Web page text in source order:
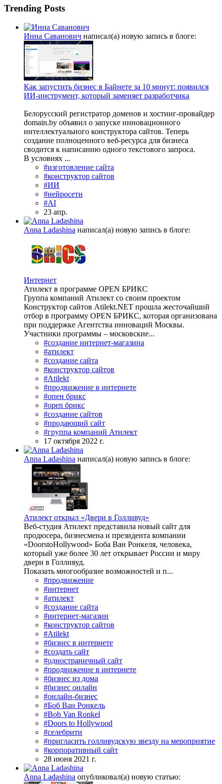
Trending Posts
Инна Саванович написал(а) новую запись в блоге:
Как запустить бизнес в Байнете за 10 минут: появился
ИИ-инструмент, который заменяет разработчика
Белорусский регистратор доменов и хостинг-провайдер
domain.by объявил о запуске инновационного
интеллектуального конструктора сайтов. Теперь
создание полноценного веб-ресурса для бизнеса
сводится к написанию одного текстового запроса.
В условиях ...
#изготовление сайта
#конструктор сайтов
#ИИ
#нейросети
#AI
23 апр.
Anna Ladashina написал(а) новую запись в блоге:
Интернет
Атилект в программе OPEN БРИКС
Группа компаний Атилект со своим проектом
Конструктор сайтов Atilekt.NET прошла жесточайший
отбор в программу OPEN БРИКС, которая организована
при поддержке Агентства инноваций Москвы.
Участники программы – московские...
#создание интернет-магазина
#атилект
#создание сайта
#конструктор сайтов
#Atilekt
#продвижение в интернете
#опен брикс
#open брикс
#создание сайтов
#продающий сайт
#группа компаний Атилект
17 октября 2022 г.
Anna Ladashina написал(а) новую запись в блоге:
Атилект открыл «Двери в Голливуд»
Веб-студия Атилект представила новый сайт для
продюсера, бизнесмена и президента компании
«DoorstoHollywood» Боба Ван Ронкеля, человека,
который уже более 30 лет открывает России и миру
двери в Голливуд.
Показать многообразие возможностей и п...
#продвижение
#интернет
#атилект
#создание сайта
#интернет-магазин
#конструктор сайтов
#Atilekt
#бизнес в интернете
#создать сайт
#одностраничный сайт
#продвижение в интернете
#бизнес из дома
#бизнес онлайн
#онлайн-бизнес
#Боб Ван Ронкель
#Bob Van Ronkel
#Doors to Hollywood
#селебрити
#пригласить голливудскую звезду на мероприятие
#корпоративный сайт
28 июня 2021 г.
Anna Ladashina опубликовал(а) новую статью: